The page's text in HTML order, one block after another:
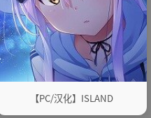
【PC/汉化】ISLAND